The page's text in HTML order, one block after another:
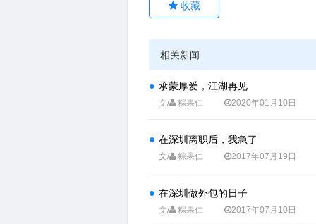
相关新闻
承蒙厚爱，江湖再见
文/ 粽果仁 2020年01月10日
在深圳离职后，我急了
文/ 粽果仁 2017年07月19日
在深圳做外包的日子
文/ 粽果仁 2017年07月10日